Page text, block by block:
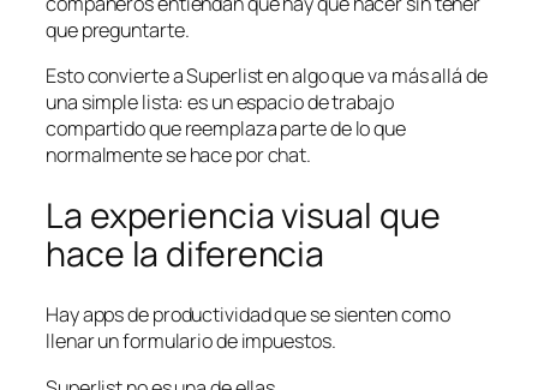
que preguntarte.
Esto convierte a Superlist en algo que va más allá de
una simple lista: es un espacio de trabajo
compartido que reemplaza parte de lo que
normalmente se hace por chat.
La experiencia visual que
hace la diferencia
Hay apps de productividad que se sienten como
llenar un formulario de impuestos.